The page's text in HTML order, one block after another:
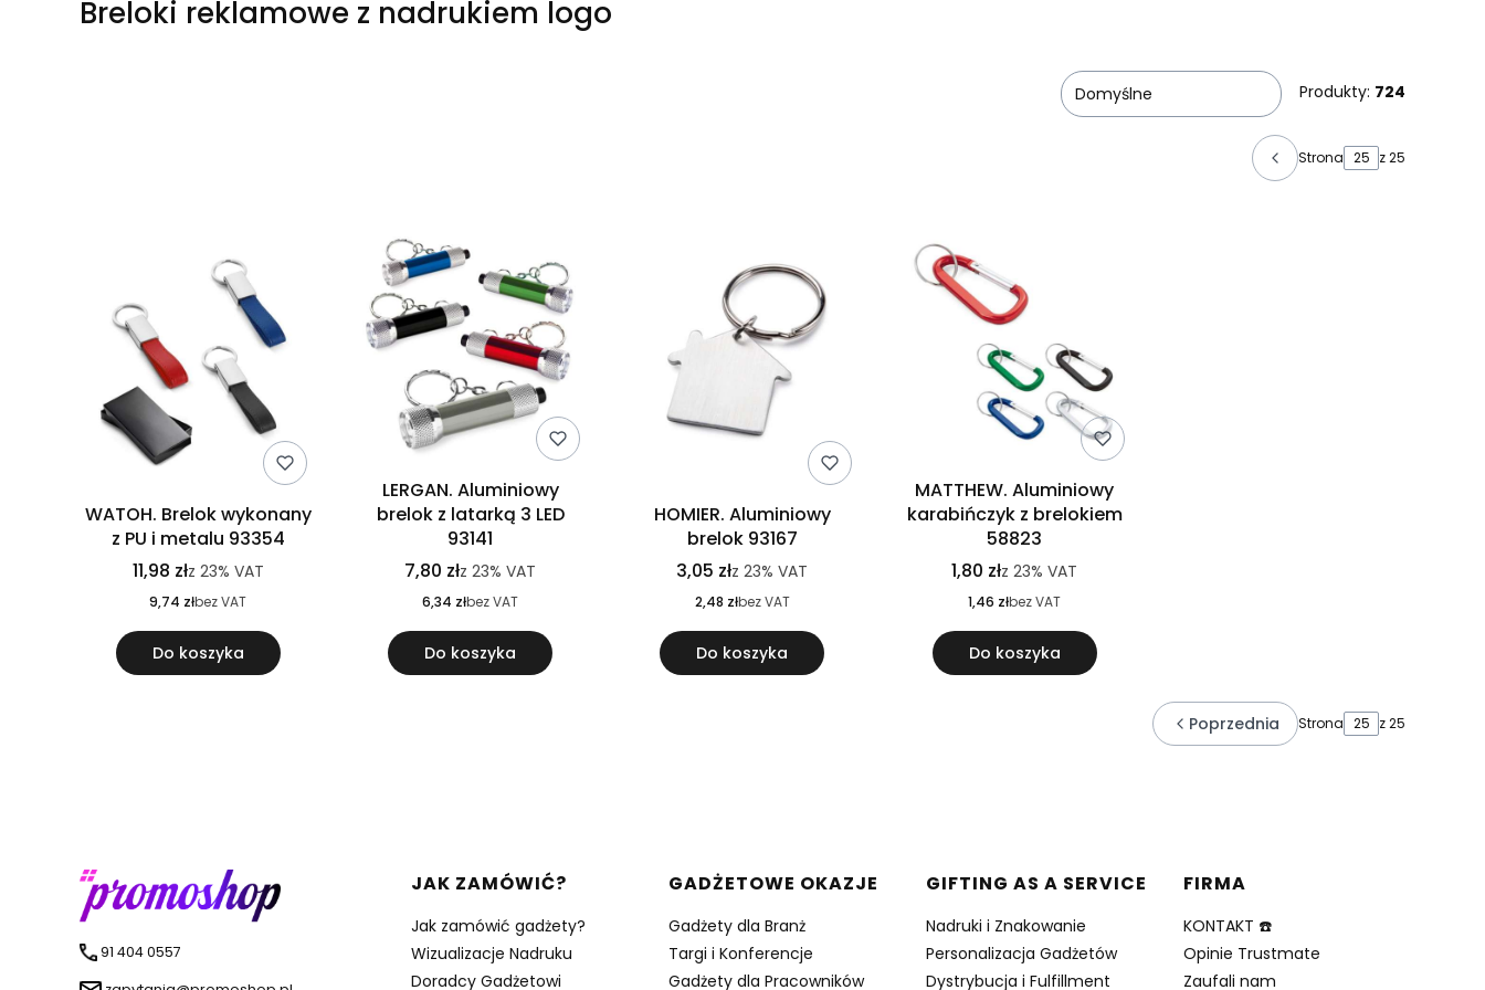
Breloki reklamowe z nadrukiem logo
Domyślne Produkty: 724
Strona z 25
WATOH. Brelok wykonany
z PU i metalu 93354
11,98 złz 23% VAT
9,74 złbez VAT
Do koszyka
LERGAN. Aluminiowy
brelok z latarką 3 LED
93141
7,80 złz23% VAT
6,34 złbez VAT
Do koszyka
HOMIER. Aluminiowy
brelok 93167
3,05 złz23% VAT
2,48 złbez VAT
Do koszyka
MATTHEW. Aluminiowy
karabińczyk z brelokiem
58823
1,80 złz23% VAT
1,46 złbez VAT
Do koszyka
Poprzednia Strona z 25
91 404 0557
Linki w stopce
JAK ZAMÓWIĆ?
Jak zamówić gadżety?
Wizualizacje Nadruku
Doradcy Gadżetowi
GADŻETOWE OKAZJE
Gadżety dla Branż
Targi i Konferencje
Gadżety dla Pracowników
GIFTING AS A SERVICE
Nadruki i Znakowanie
Personalizacja Gadżetów
Dystrybucja i Fulfillment
FIRMA
KONTAKT ☎️
Opinie Trustmate
Zaufali nam